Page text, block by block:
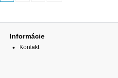
Informácie
Kontakt